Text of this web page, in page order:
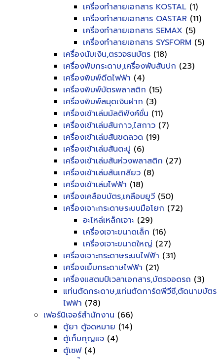
เครื่องทำลายเอกสาร KOSTAL (1)
เครื่องทำลายเอกสาร OASTAR (11)
เครื่องทำลายเอกสาร SEMAX (5)
เครื่องทำลายเอกสาร SYSFORM (5)
เครื่องนับเงิน,ตรวจธนบัตร (18)
เครื่องพับกระดาษ,เครื่องพับสันปก (23)
เครื่องพิมพ์ดีดไฟฟ้า (4)
เครื่องพิมพ์บัตรพลาสติก (15)
เครื่องพิมพ์สมุดเงินฝาก (3)
เครื่องเข้าเล่มมัลติฟังค์ชั่น (11)
เครื่องเข้าเล่มสันกาว,ไสกาว (7)
เครื่องเข้าเล่มสันขดลวด (19)
เครื่องเข้าเล่มสันตะปู (6)
เครื่องเข้าเล่มสันห่วงพลาสติก (27)
เครื่องเข้าเล่มสันเกลียว (8)
เครื่องเข้าเล่มไฟฟ้า (18)
เครื่องเคลือบบัตร,เคลือบยูวี (50)
เครื่องเจาะกระดาษระบบมือโยก (72)
อะไหล่เหล็กเจาะ (29)
เครื่องเจาะขนาดเล็ก (16)
เครื่องเจาะขนาดใหญ่ (27)
เครื่องเจาะกระดาษระบบไฟฟ้า (31)
เครื่องเย็บกระดาษไฟฟ้า (21)
เครื่องแสตมป์เวลาเอกสาร,บัตรจอดรถ (3)
แท่นตัดกระดาษ,แท่นตัดการ์ดพีวีซี,ตัดนามบัตร
ไฟฟ้า (78)
เฟอร์นิเจอร์สำนักงาน (66)
ตู้ยา ตู้จดหมาย (14)
ตู้เก็บกุญแจ (4)
ตู้เซฟ(4)